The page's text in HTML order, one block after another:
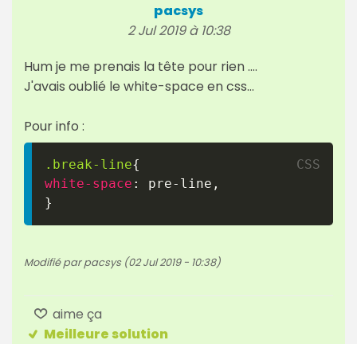
pacsys
2 Jul 2019 à 10:38
Hum je me prenais la tête pour rien ....
J'avais oublié le white-space en css...
Pour info :
.break-line{
white-space : pre-line ,
}
Modifié par pacsys (02 Jul 2019 - 10:38)
aime ça
Meilleure solution